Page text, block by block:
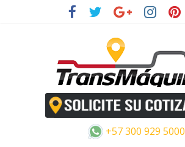
+57 300 929 5000